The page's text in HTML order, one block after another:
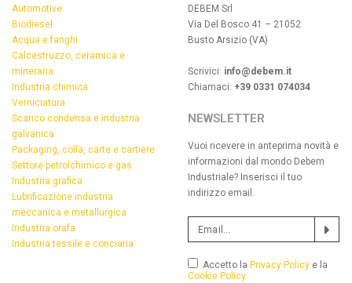
Automotive
Biodiesel
Acqua e fanghi
Calcestruzzo, ceramica e
mineraria
Industria chimica
Verniciatura
Scarico condensa e industria
galvanica
Packaging, colla, carte e cartiere
Settore petrolchimico e gas
Industria grafica
Lubrificazione industria
meccanica e metallurgica
Industria orafa
Industria tessile e conciaria
DEBEM Srl
Via Del Bosco 41 – 21052
Busto Arsizio (VA)
Scrivici: info@debem.it
Chiamaci: +39 0331 074034
NEWSLETTER
Vuoi ricevere in anteprima novità e
informazioni dal mondo Debem
Industriale? Inserisci il tuo
indirizzo email.
Accetto la Privacy Policy e la
Cookie Policy